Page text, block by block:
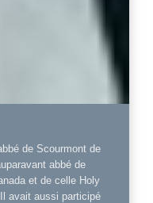
de Scourmont de
abbé de
et de celle Holy
avait aussi participé